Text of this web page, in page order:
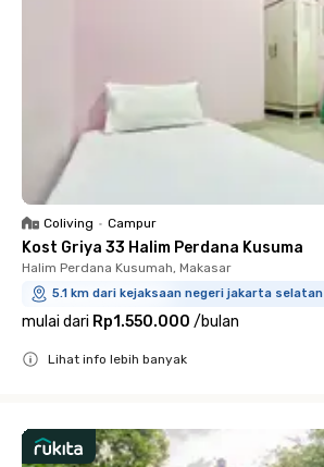
Coliving • Campur
Kost Griya 33 Halim Perdana Kusuma
Halim Perdana Kusumah, Makasar
5.1 km dari kejaksaan negeri jakarta selatan
mulai dari Rp1.550.000 /bulan
Lihat info lebih banyak